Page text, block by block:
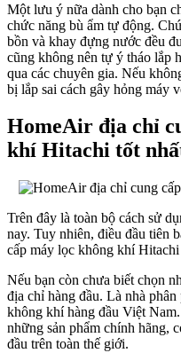
Một lưu ý nữa dành cho bạn
chức năng bù ẩm tự động.
bồn và khay đựng nước đều
cũng không nên tự ý tháo lắp
qua các chuyên gia. Nếu
bị lắp sai cách gây hỏng máy
HomeAir địa chỉ
khí Hitachi tốt
Trên đây là toàn bộ cách sử
nay. Tuy nhiên, điều đầu tiên
cấp máy lọc không khí
Nếu bạn còn chưa biết chọn
địa chỉ hàng đầu. Là nhà
không khí hàng đầu Việt
những sản phẩm chính hãng,
đầu trên toàn thế giới.